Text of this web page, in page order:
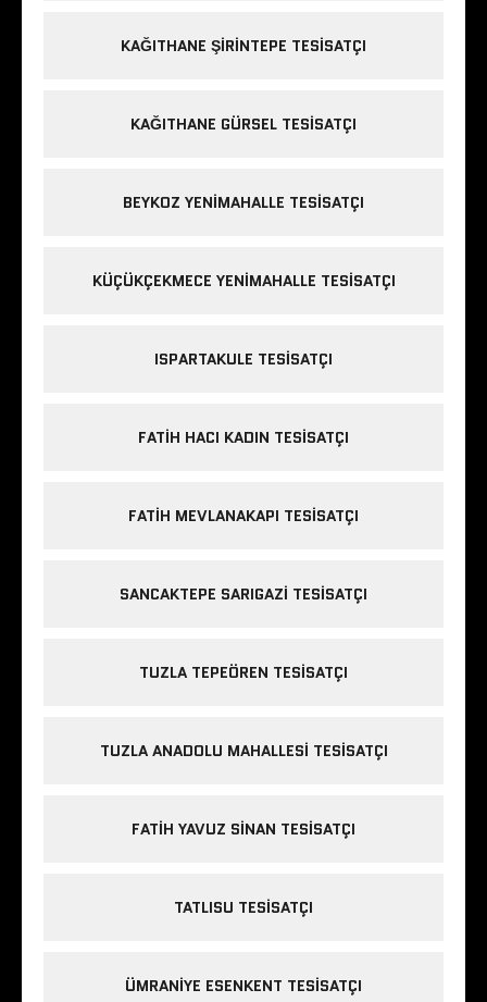
KAĞITHANE ŞIRINTEPE TESISATÇI
KAĞITHANE GÜRSEL TESISATÇI
BEYKOZ YENIMAHALLE TESISATÇI
KÜÇÜKÇEKMECE YENIMAHALLE TESISATÇI
ISPARTAKULE TESISATÇI
FATIH HACI KADIN TESISATÇI
FATIH MEVLANAKAPI TESISATÇI
SANCAKTEPE SARIGAZI TESISATÇI
TUZLA TEPEÖREN TESISATÇI
TUZLA ANADOLU MAHALLESI TESISATÇI
FATIH YAVUZ SINAN TESISATÇI
TATLISU TESISATÇI
ÜMRANIYE ESENKENT TESISATÇI